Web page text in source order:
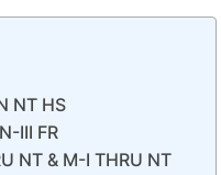
NT HS
III FR
NT & M-I THRU NT